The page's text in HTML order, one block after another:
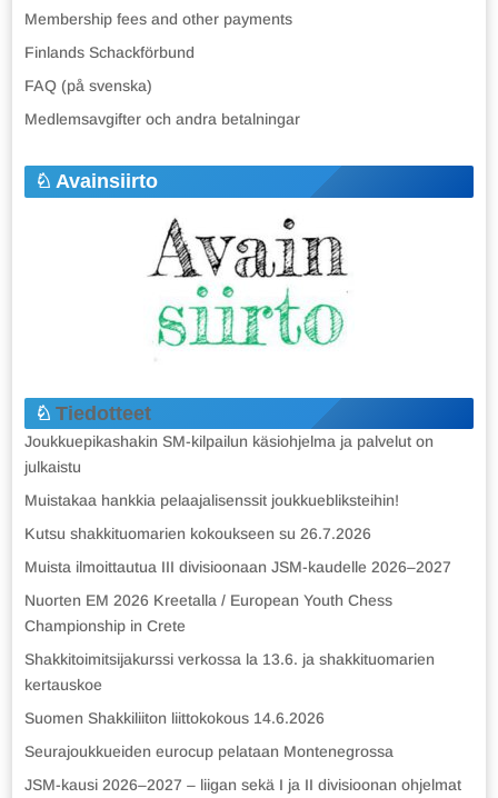
Membership fees and other payments
Finlands Schackförbund
FAQ (på svenska)
Medlemsavgifter och andra betalningar
Avainsiirto
Tiedotteet
Joukkuepikashakin SM-kilpailun käsiohjelma ja palvelut on
julkaistu
Muistakaa hankkia pelaajalisenssit joukkuebliksteihin!
Kutsu shakkituomarien kokoukseen su 26.7.2026
Muista ilmoittautua III divisioonaan JSM-kaudelle 2026–2027
Nuorten EM 2026 Kreetalla / European Youth Chess
Championship in Crete
Shakkitoimitsijakurssi verkossa la 13.6. ja shakkituomarien
kertauskoe
Suomen Shakkiliiton liittokokous 14.6.2026
Seurajoukkueiden eurocup pelataan Montenegrossa
JSM-kausi 2026–2027 – liigan sekä I ja II divisioonan ohjelmat